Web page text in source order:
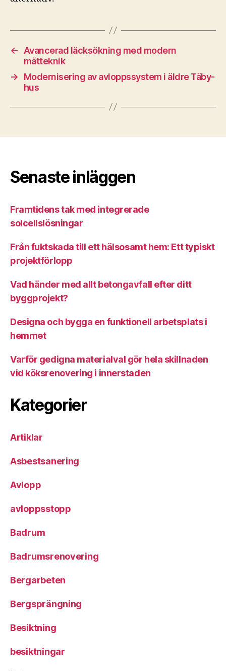
←
Avancerad läcksökning med modern
mätteknik
→
Modernisering av avloppssystem i äldre Täby-
hus
Senaste inläggen
Framtidens tak med integrerade
solcellslösningar
Från fuktskada till ett hälsosamt hem: Ett typiskt
projektförlopp
Vad händer med allt betongavfall efter ditt
byggprojekt?
Designa och bygga en funktionell arbetsplats i
hemmet
Varför gedigna materialval gör hela skillnaden
vid köksrenovering i innerstaden
Kategorier
Artiklar
Asbestsanering
Avlopp
avloppsstopp
Badrum
Badrumsrenovering
Bergarbeten
Bergsprängning
Besiktning
besiktningar